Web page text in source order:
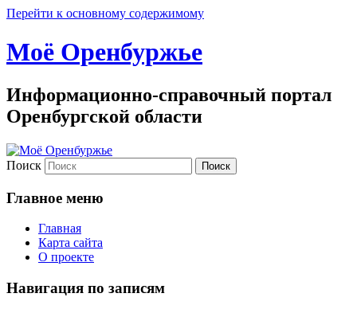
Перейти к основному содержимому
Моё Оренбуржье
Информационно-справочный портал
Оренбургской области
Поиск
Главное меню
Главная
Карта сайта
О проекте
Навигация по записям